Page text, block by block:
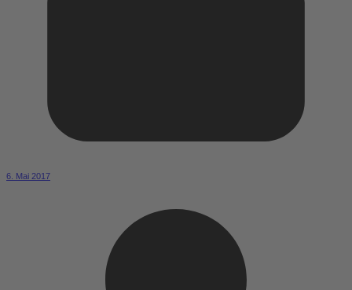
6. Mai 2017